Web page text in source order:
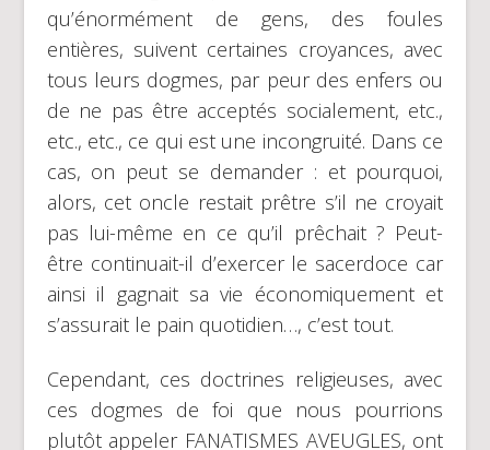
qu’énormément de gens, des foules
entières, suivent certaines croyances, avec
tous leurs dogmes, par peur des enfers ou
de ne pas être acceptés socialement, etc.,
etc., etc., ce qui est une incongruité. Dans ce
cas, on peut se demander : et pourquoi,
alors, cet oncle restait prêtre s’il ne croyait
pas lui-même en ce qu’il prêchait ? Peut-
être continuait-il d’exercer le sacerdoce car
ainsi il gagnait sa vie économiquement et
s’assurait le pain quotidien…, c’est tout.
Cependant, ces doctrines religieuses, avec
ces dogmes de foi que nous pourrions
plutôt appeler FANATISMES AVEUGLES, ont